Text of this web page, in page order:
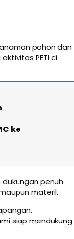
pohon dan
PETI di
ke
dukungan penuh
materil.
siap mendukung